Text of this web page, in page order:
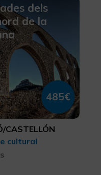
dels
de la
485€
CASTELLÓN
cultural